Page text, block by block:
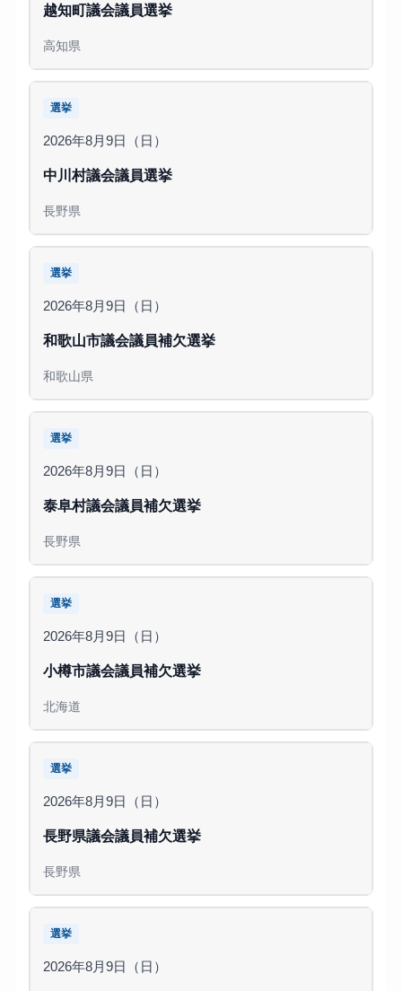
越知町議会議員選挙
高知県
選挙
2026年8月9日（日）
中川村議会議員選挙
長野県
選挙
2026年8月9日（日）
和歌山市議会議員補欠選挙
和歌山県
選挙
2026年8月9日（日）
泰阜村議会議員補欠選挙
長野県
選挙
2026年8月9日（日）
小樽市議会議員補欠選挙
北海道
選挙
2026年8月9日（日）
長野県議会議員補欠選挙
長野県
選挙
2026年8月9日（日）